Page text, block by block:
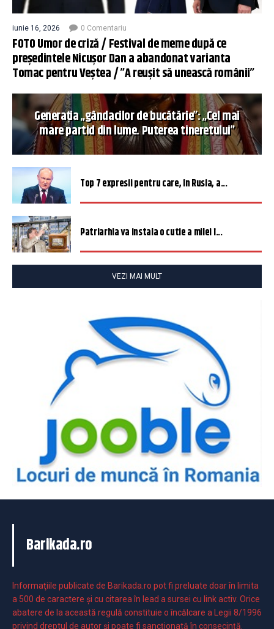
iunie 16, 2026 0 Comentariu
FOTO Umor de criză / Festival de meme după ce
președintele Nicușor Dan a abandonat varianta
Tomac pentru Veștea / ”A reușit să unească românii”
Generația „gândacilor de bucătărie”: „Cel mai
mare partid din lume. Puterea tineretului”
Top 7 expresii pentru care, în Rusia, a...
Patriarhia va instala o cutie a milei î...
VEZI MAI MULT
Barikada.ro
Informaţiile publicate de Barikada.ro pot fi preluate doar în limita
a 500 de caractere şi cu citarea în lead a sursei cu link activ. Orice
abatere de la această regulă constituie o încălcare a Legii 8/1996
privind dreptul de autor și poate fi sancționată în consecință.